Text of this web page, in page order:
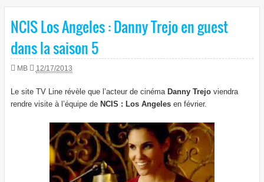
NCIS Los Angeles : Danny Trejo en guest
dans la saison 5
MB 12/17/2013
Le site TV Line révèle que l’acteur de cinéma Danny Trejoviendra
rendre visite à l’équipe de NCIS : Los Angelesen février.